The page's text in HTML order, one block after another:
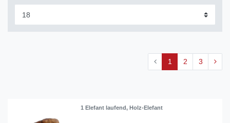
1 2 3
1 Elefant laufend, Holz-Elefant